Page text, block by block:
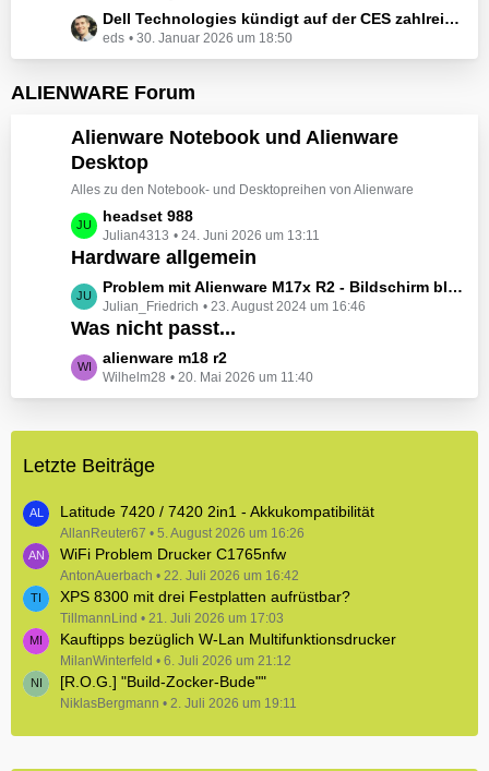
ä
g
i
ä
e
z
t
e
e
t
r
ä
g
e
L
e
t
z
e
B
e
i
t
r
ä
g
e
Dell Technologies kündigt auf der CES zahlreiche Alienware-Neuheiten an
eds 30. Januar 2026 um 18:50
ALIENWARE Forum
Alienware Notebook und Alienware
Desktop
Alles zu den Notebook- und Desktopreihen von Alienware
L
e
t
z
t
e
e
r
g
headset 988
Julian4313 24. Juni 2026 um 13:11
Hardware allgemein
L
e
t
z
t
e
i
ä
g
e
Problem mit Alienware M17x R2 - Bildschirm bleibt schwarz beim Start
Julian_Friedrich 23. August 2024 um 16:46
Was nicht passt...
L
e
t
e
e
i
t
r
ä
g
e
alienware m18 r2
Wilhelm28 20. Mai 2026 um 11:40
Letzte Beiträge
Latitude 7420 / 7420 2in1 - Akkukompatibilität
AllanReuter67 5. August 2026 um 16:26
WiFi Problem Drucker C1765nfw
AntonAuerbach 22. Juli 2026 um 16:42
XPS 8300 mit drei Festplatten aufrüstbar?
TillmannLind 21. Juli 2026 um 17:03
Kauftipps bezüglich W-Lan Multifunktionsdrucker
MilanWinterfeld 6. Juli 2026 um 21:12
[R.O.G.] "Build-Zocker-Bude""
NiklasBergmann 2. Juli 2026 um 19:11